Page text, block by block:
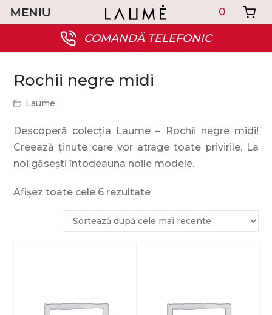
COMANDĂ TELEFONIC
0
Rochii negre midi
Laume
Descoperă colecția Laume – Rochii negre midi!
Creează ținute care vor atrage toate privirile. La
noi găsești întodeauna noile modele.
Afișez toate cele 6 rezultate